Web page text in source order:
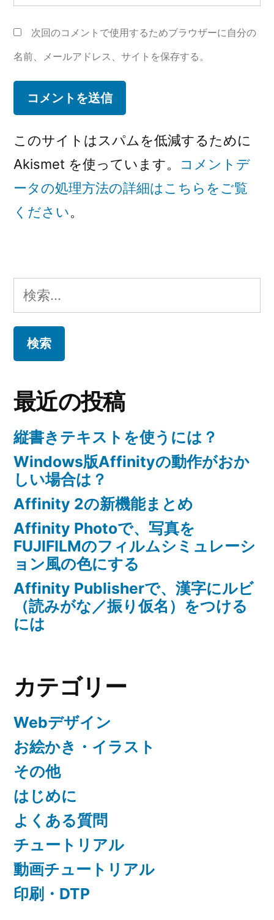
次回のコメントで使用するためブラウザーに自分の
名前、メールアドレス、サイトを保存する。
このサイトはスパムを低減するために
Akismet を使っています。
コメントデ
ータの処理方法の詳細はこちらをご覧
ください。
検
索:
最近の投稿
縦書きテキストを使うには？
Windows版Affinityの動作がおか
しい場合は？
Affinity 2の新機能まとめ
Affinity Photoで、写真を
FUJIFILMのフィルムシミュレーシ
ョン風の色にする
Affinity Publisherで、漢字にルビ
（読みがな／振り仮名）をつける
には
カテゴリー
Webデザイン
お絵かき・イラスト
その他
はじめに
よくある質問
チュートリアル
動画チュートリアル
印刷・DTP